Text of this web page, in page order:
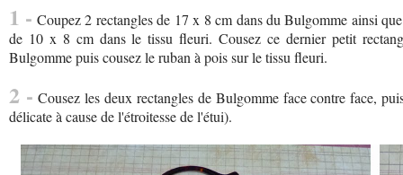
1 - Coupez 2 rectangles de 17 x 8 cm dans du Bulgomme ainsi
de 10 x 8 cm dans le tissu fleuri. Cousez ce dernier petit
Bulgomme puis cousez le ruban à pois sur le tissu fleuri.
2 - Cousez les deux rectangles de Bulgomme face contre face,
délicate à cause de l'étroitesse de l'étui).